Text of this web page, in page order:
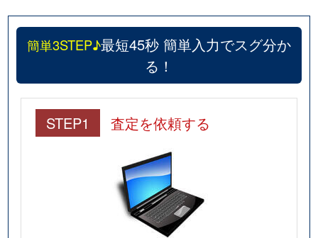
簡単3STEP♪最短45秒 簡単入力でスグ分か
る！
STEP1 査定を依頼する